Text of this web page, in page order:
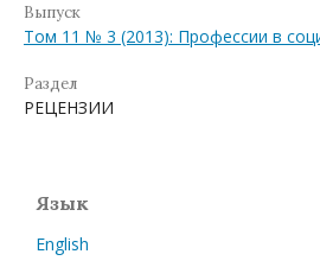
Выпуск
Том 11 № 3 (2013): Профессии в
Раздел
РЕЦЕНЗИИ
Язык
English